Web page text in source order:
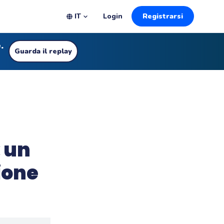
IT Login Registrarsi
Guarda il replay